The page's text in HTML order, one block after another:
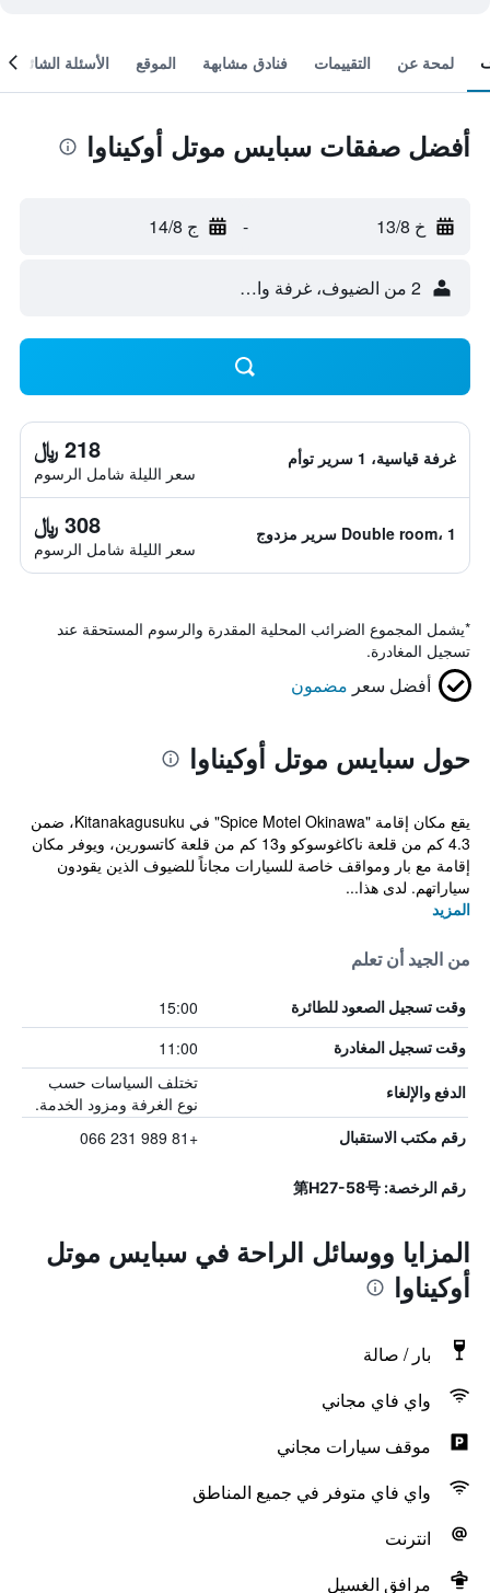
لمحة عن التقييمات فنادق مشابهة الموقع الأسئلة الشائعة
أفضل صفقات سبايس موتل أوكيناوا
خ 13/8 - ج 14/8
2 من الضيوف، غرفة واحدة
غرفة قياسية، 1 سرير توأم 218 ﷼
سعر الليلة شامل الرسوم
Double room، 1 سرير مزدوج 308 ﷼
سعر الليلة شامل الرسوم
*يشمل المجموع الضرائب المحلية المقدرة والرسوم المستحقة عند
تسجيل المغادرة.
أفضل سعر مضمون
حول سبايس موتل أوكيناوا
يقع مكان إقامة "Spice Motel Okinawa" في Kitanakagusuku، ضمن
4.3 كم من قلعة ناكاغوسوكو و13 كم من قلعة كاتسورين، ويوفر مكان
إقامة مع بار ومواقف خاصة للسيارات مجاناً للضيوف الذين يقودون
سياراتهم. لدى هذا...
المزيد
من الجيد أن تعلم
وقت تسجيل الصعود للطائرة 15:00
وقت تسجيل المغادرة 11:00
الدفع والإلغاء
تختلف السياسات حسب
نوع الغرفة ومزود الخدمة.
رقم مكتب الاستقبال +81 989 231 066
رقم الرخصة: 第H27-58号
المزايا ووسائل الراحة في سبايس موتل
أوكيناوا
بار / صالة
واي فاي مجاني
موقف سيارات مجاني
واي فاي متوفر في جميع المناطق
انترنت
مرافق الغسيل